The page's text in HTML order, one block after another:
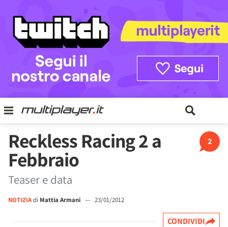
2
Reckless Racing 2 a
Febbraio
Teaser e data
NOTIZIAdi Mattia Armani — 23/01/2012
CONDIVIDI